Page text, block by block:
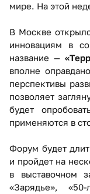
мире. На этой
В Москве
инновациям в
название —
вполне
перспективы
позволяет
будет
применяются в
Форум будет
и пройдет на
в выставочном
«Зарядье»,